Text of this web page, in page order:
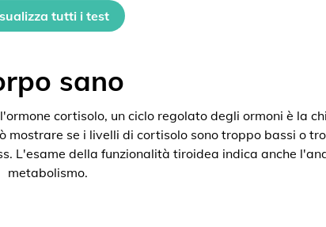
tutti i test
sano
cortisolo, un ciclo regolato degli ormoni è la
mostrare se i livelli di cortisolo sono troppo bassi o
L'esame della funzionalità tiroidea indica anche
metabolismo.